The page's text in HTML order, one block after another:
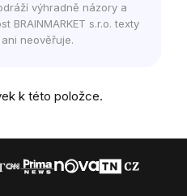
výhradně názory a
BRAINMARKET s.r.o. texty
neověřuje.
k této položce.